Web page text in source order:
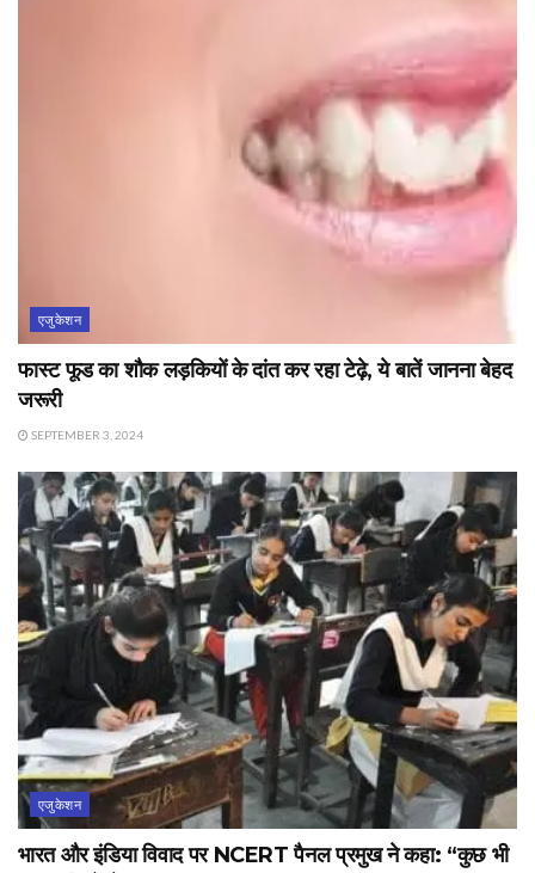
एजुकेशन
फास्ट फूड का शौक लड़कियों के दांत कर रहा टेढ़े, ये बातें जानना बेहद
जरूरी
SEPTEMBER 3, 2024
एजुकेशन
भारत और इंडिया विवाद पर NCERT पैनल प्रमुख ने कहा: “कुछ भी